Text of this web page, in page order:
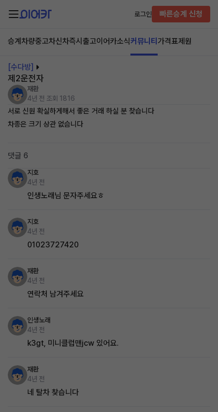
로그인 빠른승계 신청
승계차량중고차신차즉시출고이어카소식커뮤니티 가격표제원
[수다방]
제2운전자
재환
4년 전 조회 1816
서로 신원 확실하게해서 좋은 거래 하실 분 찾습니다
차종은 크기 상관 없슴니다
댓글 6
지호
4년 전
인생노래님 문자주세요ㅎ
지호
4년 전
01023727420
재환
4년 전
연락처 남겨주세요
인생노래
4년 전
k3gt, 미니클럽맨jcw 있어요.
재환
4년 전
네 탈차 찾습니다